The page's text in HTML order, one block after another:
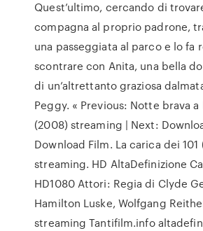
Quest’ultimo, cercando di
compagna al proprio padrone,
una passeggiata al parco e lo fa
scontrare con Anita, una bella
di un’altrettanto graziosa
Peggy. « Previous: Notte brava a
(2008) streaming | Next:
Download Film. La carica dei 101
streaming. HD AltaDefinizione
HD1080 Attori: Regia di Clyde
Hamilton Luske, Wolfgang
streaming Tantifilm.info